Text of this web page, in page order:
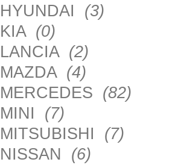
HYUNDAI (3)
KIA (0)
LANCIA (2)
MAZDA (4)
MERCEDES (82)
MINI (7)
MITSUBISHI (7)
NISSAN (6)